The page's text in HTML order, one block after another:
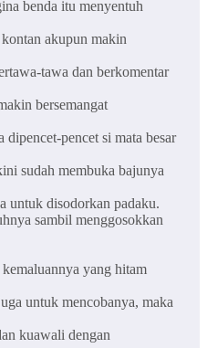
benda itu menyentuh
akupun makin
tawa dan berkomentar
bersemangat
pencet si mata besar
sudah membuka bajunya
untuk disodorkan padaku.
sambil menggosokkan
yang hitam
untuk mencobanya, maka
kuawali dengan